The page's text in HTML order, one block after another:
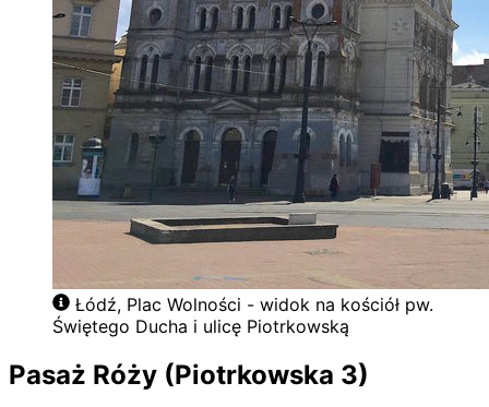
Łódź, Plac Wolności - widok na kościół pw.
Świętego Ducha i ulicę Piotrkowską
Pasaż Róży (Piotrkowska 3)